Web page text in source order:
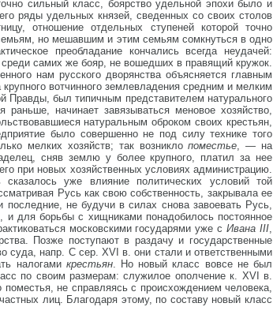
сильный класс, боярство удельной эпохи было и
ряды удельных князей, сведенных со своих столов
отношение отдельных ступеней которой точно
но мешавшим и этим семьям сомкнуться в одно
преобладание кончались всегда неудачей:
самих же бояр, не вошедших в правящий кружок.
нам русского дворянства объясняется главным
вотчинного землевладения средним и мелким
был типичным представителем натурального
начинает завязываться меновое хозяйство,
натуральным оброком своих крестьян,
было совершенно не под силу технике того
мелких хозяйств; так возниклопоместье, — на
сняв землю у более крупного, платил за нее
при новых хозяйственных условиях администрацию.
уже влияние политических условий той
Русь как свою собственность, закрывала ее
не будучи в силах снова завоевать Русь,
и для борьбы с хищниками понадобилось постоянное
московскими государями уже сИвана III,
Позже поступают в раздачу и государственные
суда, напр. С сер. XVI в. они стали и ответственными
налогами крестьян. Но новый класс вовсе не был
по своим размерам: служилое ополчение к. XVI в.
не справляясь с происхождением человека,
лиц. Благодаря этому, по составу новый класс